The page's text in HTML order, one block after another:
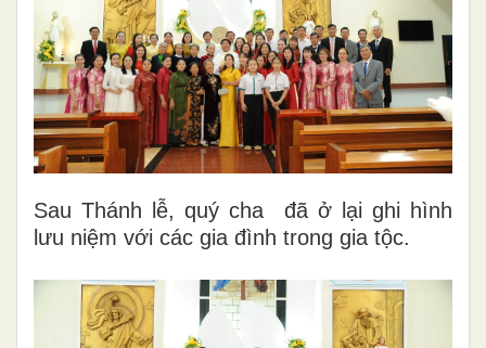
Sau Thánh lễ, quý cha đã ở lại ghi hình
lưu niệm với các gia đình trong gia tộc.